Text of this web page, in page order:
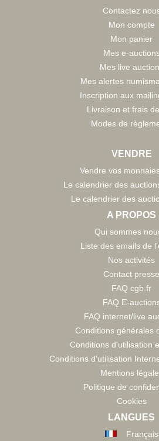
Contactez
Mon compte
Mon panier
Mes e-
Mes live
Mes alertes
Inscription aux
Livraison et frais
Modes de
VENDRE
Vendre vos
Le calendrier des
Le calendrier des
A PROPOS
Qui sommes
Liste des emails de
Nos activités
Contact presse
FAQ cgb.fr
FAQ E-
FAQ internet/live
Conditions générales
Conditions d'utilisation
Conditions d'utilisation
Mentions
Politique de
Cookies
LANGUES
Français